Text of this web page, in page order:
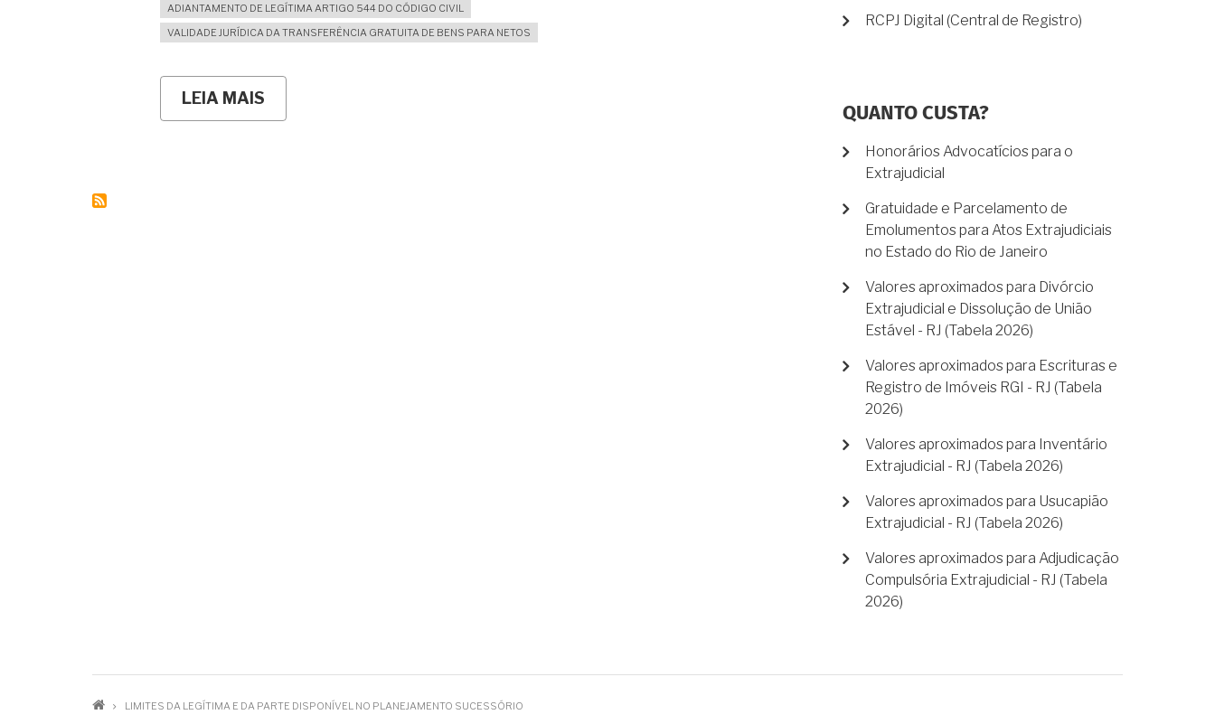
ADIANTAMENTO DE LEGÍTIMA ARTIGO 544 DO CÓDIGO CIVIL
VALIDADE JURÍDICA DA TRANSFERÊNCIA GRATUITA DE BENS PARA NETOS
LEIA MAIS
PARA
RCPJ Digital (Central de Registro)
QUANTO CUSTA?
Honorários Advocatícios para o
Extrajudicial
Gratuidade e Parcelamento de
Emolumentos para Atos Extrajudiciais
no Estado do Rio de Janeiro
Valores aproximados para Divórcio
Extrajudicial e Dissolução de União
Estável - RJ (Tabela 2026)
Valores aproximados para Escrituras e
Registro de Imóveis RGI - RJ (Tabela
2026)
Valores aproximados para Inventário
Extrajudicial - RJ (Tabela 2026)
Valores aproximados para Usucapião
Extrajudicial - RJ (Tabela 2026)
Valores aproximados para Adjudicação
Compulsória Extrajudicial - RJ (Tabela
2026)
TRILHA
LIMITES DA LEGÍTIMA E DA PARTE DISPONÍVEL NO PLANEJAMENTO SUCESSÓRIO